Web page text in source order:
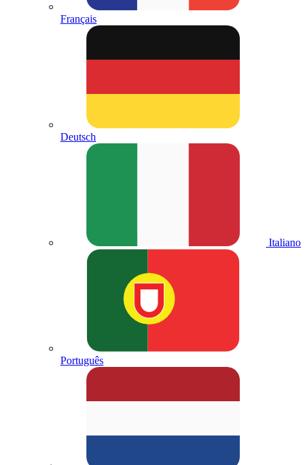
Français
Deutsch
Italiano
Português